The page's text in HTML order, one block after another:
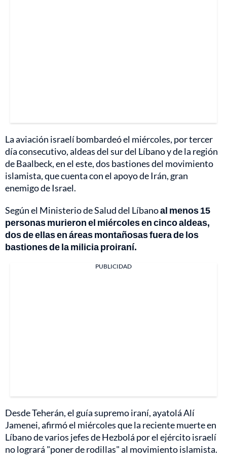
La aviación israelí bombardeó el miércoles, por tercer
día consecutivo, aldeas del sur del Líbano y de la región
de Baalbeck, en el este, dos bastiones del movimiento
islamista, que cuenta con el apoyo de Irán, gran
enemigo de Israel.
Según el Ministerio de Salud del Líbanoal menos 15
personas murieron el miércoles en cinco aldeas,
dos de ellas en áreas montañosas fuera de los
bastiones de la milicia proiraní.
PUBLICIDAD
Desde Teherán, el guía supremo iraní, ayatolá Alí
Jamenei, afirmó el miércoles que la reciente muerte en
Líbano de varios jefes de Hezbolá por el ejército israelí
no logrará "poner de rodillas" al movimiento islamista.